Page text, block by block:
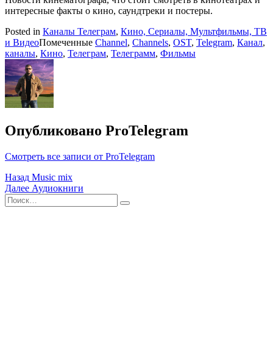
интересные факты о кино, саундтреки и постеры.
Posted in Каналы Телеграм, Кино, Сериалы, Мультфильмы, ТВ
и ВидеоПомеченные Channel, Channels, OST, Telegram, Канал,
каналы, Кино, Телеграм, Телеграмм, Фильмы
Опубликовано ProTelegram
Смотреть все записи от ProTelegram
Навигация
по
записям
Назад Music mix
Далее Аудиокниги
Поиск
Найти